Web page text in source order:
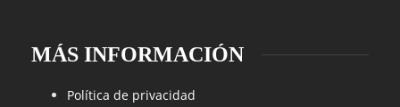
MÁS INFORMACIÓN
Política de privacidad